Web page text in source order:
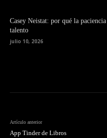
Casey Neistat: por qué la
talento
julio 10, 2026
Artículo anterior
App Tinder de Libros